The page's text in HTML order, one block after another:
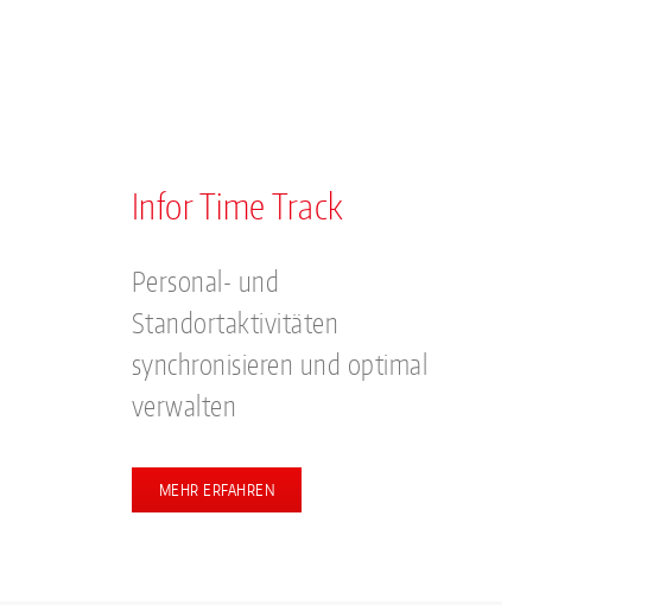
Infor Time Track
Personal- und
Standortaktivitäten
synchronisieren und optimal
verwalten
MEHR ERFAHREN